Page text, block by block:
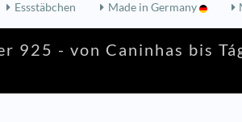
Essstäbchen Made in Germany
925 - von Caninhas bis